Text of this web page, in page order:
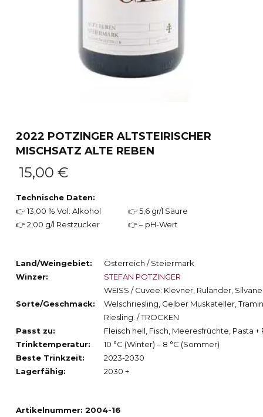
2022 POTZINGER ALTSTEIRISCHER
MISCHSATZ ALTE REBEN
15,00€
Technische Daten:
👉 13,00 % Vol. Alkohol
👉 5,6 gr/l Säure
👉 2,00 g/l Restzucker
👉 – pH-Wert
Land/Weingebiet:
Österreich / Steiermark
Winzer:
STEFAN POTZINGER
Sorte/Geschmack:
WEISS / Cuvee: Klevner, Ruländer,
Welschriesling, Gelber Muskateller,
Riesling. / TROCKEN
Passt zu:
Fleisch hell, Fisch, Meeresfrüchte, Pasta +
Trinktemperatur:
10 °C (Winter) – 8 °C (Sommer)
Beste Trinkzeit:
2023-2030
Lagerfähig:
2030 +
Artikelnummer: 2004-16